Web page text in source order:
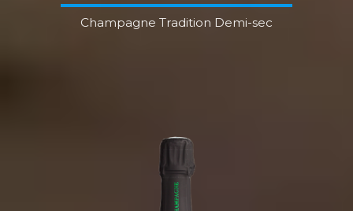
Champagne Tradition Demi-sec